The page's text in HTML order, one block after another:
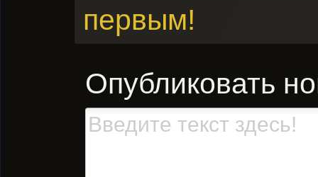
первым!
Опубликовать